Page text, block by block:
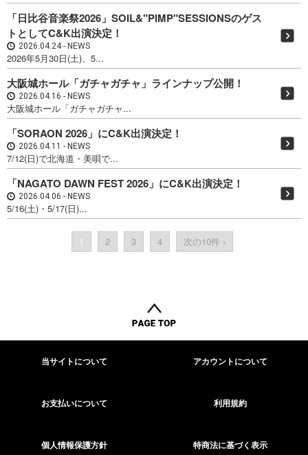
「日比谷音楽祭2026」SOIL&"PIMP"SESSIONSのゲス
トとしてC&K出演決定！
2026.04.24 NEWS
2026年5月30日(土)、5...
大阪城ホール「ガチャガチャ」ラインナップ公開！
2026.04.16 NEWS
大阪城ホール「ガチャガチャ...
「SORAON 2026」にC&K出演決定！
2026.04.11 NEWS
7/12(日)で北海道・美唄で...
「NAGATO DAWN FEST 2026」にC&K出演決定！
2026.04.06 NEWS
5/16(土)・5/17(日)...
1 2 3 4 次の10件 ›
当サイトについて アカウントについて
お支払いについて 利用規約
個人情報保護方針 特商法に基づく表示